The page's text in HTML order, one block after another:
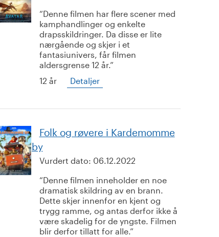
Denne filmen har flere scener med
kamphandlinger og enkelte
drapsskildringer. Da disse er lite
nærgående og skjer i et
fantasiunivers, får filmen
aldersgrense 12 år.
12 år
Detaljer
Folk og røvere i Kardemomme
by
Vurdert dato: 06.12.2022
Denne filmen inneholder en noe
dramatisk skildring av en brann.
Dette skjer innenfor en kjent og
trygg ramme, og antas derfor ikke å
være skadelig for de yngste. Filmen
blir derfor tillatt for alle.